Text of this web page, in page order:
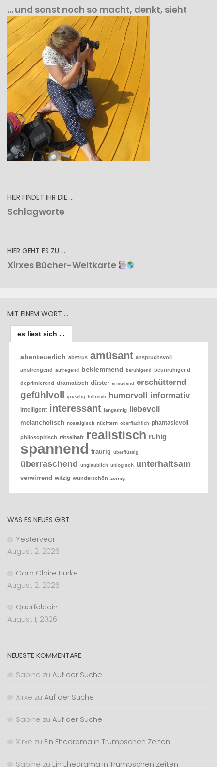
… und sonst noch so macht, denkt, sieht
HIER FINDET IHR DIE …
Schlagworte
HIER GEHT ES ZU …
Xirxes Bücher-Weltkarte
MIT EINEM WORT …
es liest sich ...
abenteuerlich abstrus amüsant anspruchsvoll
anstrengend aufregend beklemmend beruhigend beunruhigend
deprimierend dramatisch düster ermüdend erschütternd
gefühlvoll gruselig hilfreich humorvoll informativ
intelligent interessant langatmig liebevoll
melancholisch nostalgisch nüchtern oberflächlich phantasievoll
philosophisch rätselhaft realistisch ruhig
spannend traurig überflüssig
überraschend unglaublich unlogisch unterhaltsam
verwirrend witzig wunderschön zornig
WAS ES NEUES GIBT
Yesteryear
August 2, 2026
Caro Claire Burke
August 2, 2026
Querfeldein
August 1, 2026
NEUESTE KOMMENTARE
Sabine zu Auf der Suche
Xirxe zu Auf der Suche
Sabine zu Auf der Suche
Xirxe zu Ein Ehedrama in Trumpschen Zeiten
Sabine zu Ein Ehedrama in Trumpschen Zeiten